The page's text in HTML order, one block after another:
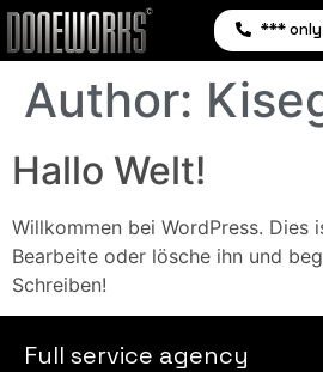
***
Author:
Hallo Welt!
Willkommen bei WordPress. Dies
Bearbeite oder lösche ihn und
Schreiben!
Full service agency